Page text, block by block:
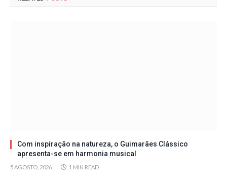
Com inspiração na natureza, o Guimarães Clássico
apresenta-se em harmonia musical
5 AGOSTO, 2026 1 MIN READ